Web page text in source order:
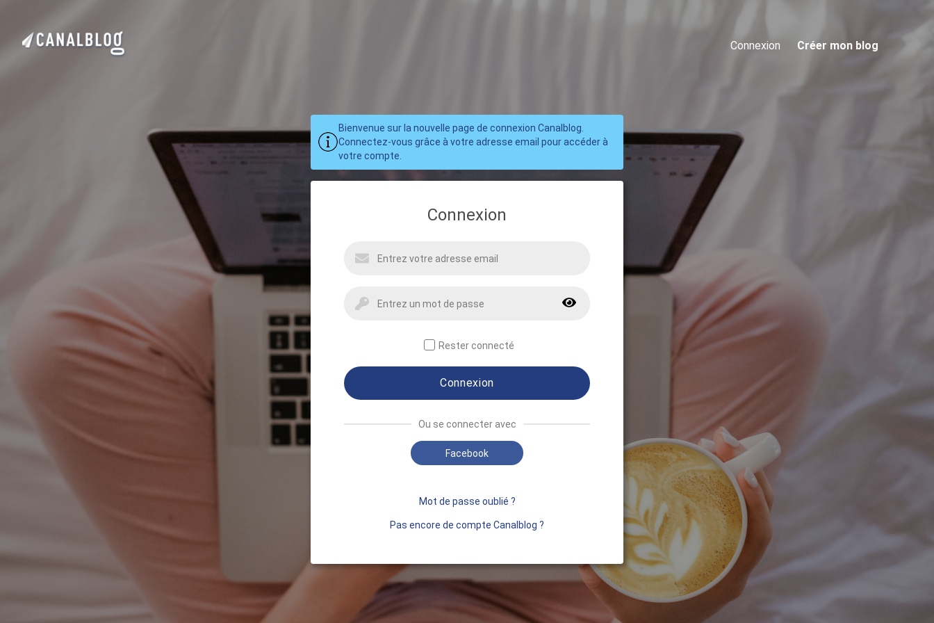
Connexion Créer mon blog
Bienvenue sur la nouvelle page de connexion Canalblog.
Connectez-vous grâce à votre adresse email pour accéder à
votre compte.
Connexion
Rester connecté
Connexion
Ou se connecter avec
Facebook
Mot de passe oublié ?
Pas encore de compte Canalblog ?